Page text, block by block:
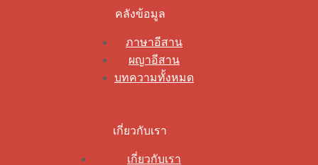
คลังข้อมูล
ภาษาอีสาน
ผญาอีสาน
บทความทั้งหมด
เกี่ยวกับเรา
เกี่ยวกับเรา